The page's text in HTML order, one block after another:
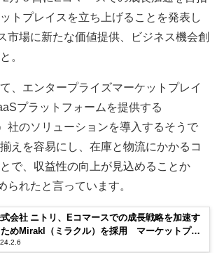
トプレイスを立ち上げることを発表し
市場に新たな価値提供、ビジネス機会創
。
、エンタープライズマーケットプレイ
プラットフォームを提供する
社のソリューションを導入するそうで
えを容易にし、在庫と物流にかかるコ
で、収益性の向上が⾒込めることか
られたと言っています。
会社 ニトリ、Eコマースでの成長戦略を加速す
ためMirakl（ミラクル）を採用 マーケットプレ
でEコマース市場に新たな価値提供、ビジネス